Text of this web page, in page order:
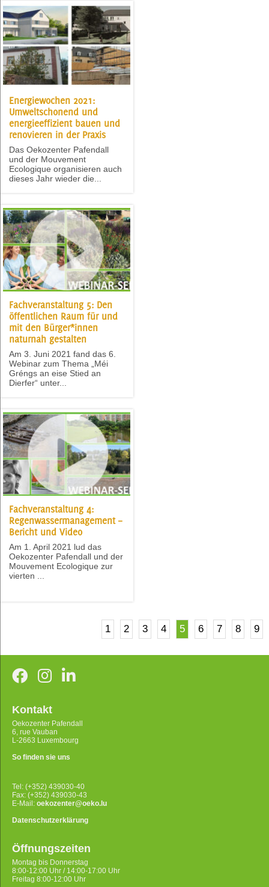
Energiewochen 2021:
Umweltschonend und
energieeffizient bauen und
renovieren in der Praxis
Das Oekozenter Pafendall
und der Mouvement
Ecologique organisieren auch
dieses Jahr wieder die...
Fachveranstaltung 5: Den
öffentlichen Raum für und
mit den Bürger*innen
naturnah gestalten
Am 3. Juni 2021 fand das 6.
Webinar zum Thema „Méi
Gréngs an eise Stied an
Dierfer“ unter...
Fachveranstaltung 4:
Regenwassermanagement –
Bericht und Video
Am 1. April 2021 lud das
Oekozenter Pafendall und der
Mouvement Ecologique zur
vierten ...
1 2 3 4 5 6 7 8 9
Kontakt
Oekozenter Pafendall
6, rue Vauban
L-2663 Luxembourg
So finden sie uns
Tel: (+352) 439030-40
Fax: (+352) 439030-43
E-Mail: oekozenter@oeko.lu
Datenschutzerklärung
Öffnungszeiten
Montag bis Donnerstag
8:00-12:00 Uhr / 14:00-17:00 Uhr
Freitag 8:00-12:00 Uhr